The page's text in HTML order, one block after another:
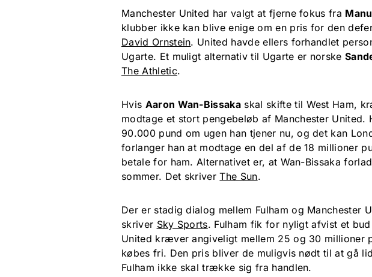
Manchester United har valgt at fjerne fokus fra
klubber ikke kan blive enige om en pris for den
David Ornstein. United havde ellers forhandlet
Ugarte. Et muligt alternativ til Ugarte er norske
The Athletic.
Hvis Aaron Wan-Bissaka skal skifte til West Ham,
modtage et stort pengebeløb af Manchester United.
90.000 pund om ugen han tjener nu, og det kan
forlanger han at modtage en del af de 18 millioner
betale for ham. Alternativet er, at Wan-Bissaka
sommer. Det skriverThe Sun.
Der er stadig dialog mellem Fulham og Manchester
skriver Sky Sports. Fulham fik for nyligt afvist et
United kræver angiveligt mellem 25 og 30 millioner
købes fri. Den pris bliver de muligvis nødt til at gå
Fulham ikke skal trække sig fra handlen.